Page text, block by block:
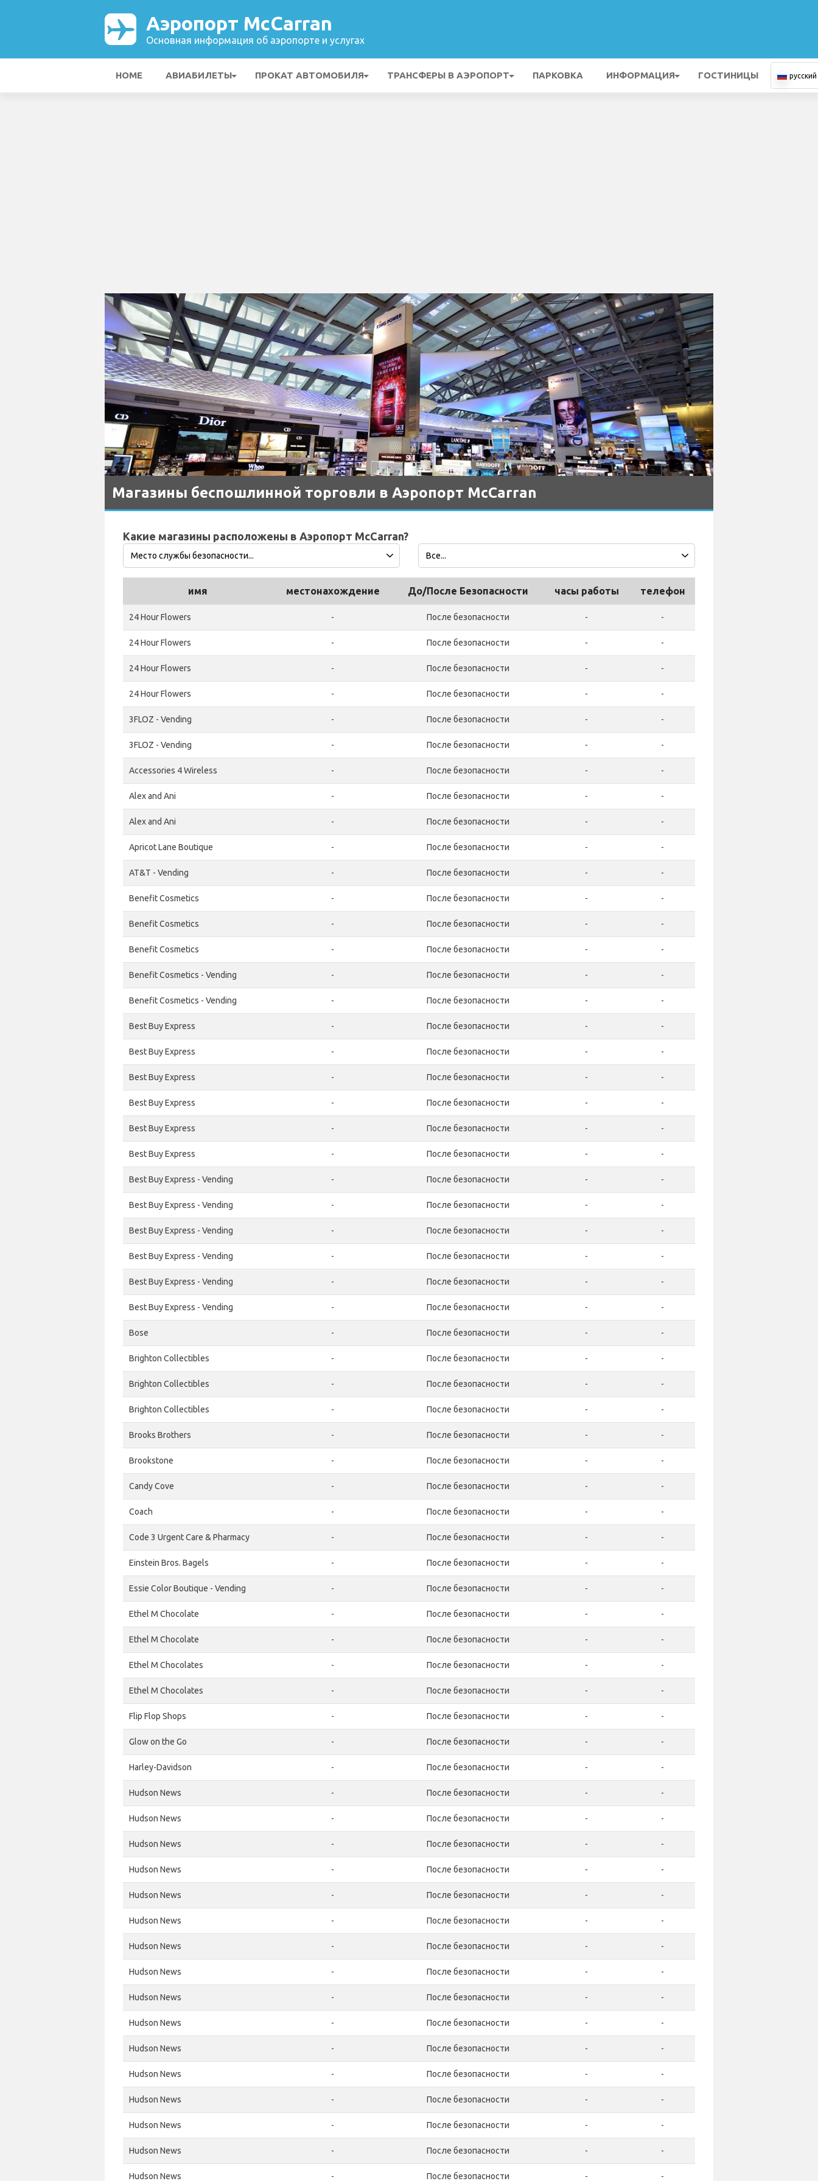
Аэропорт McCarran
Основная информация об аэропорте и услугах
HOME АВИАБИЛЕТЫ ПРОКАТ АВТОМОБИЛЯ ТРАНСФЕРЫ В АЭРОПОРТ ПАРКОВКА ИНФОРМАЦИЯ ГОСТИНИЦЫ русский
Магазины беспошлинной торговли в Аэропорт McCarran
Какие магазины расположены в Аэропорт McCarran?
имя местонахождение До/После Безопасности часы работы телефон
24 Hour Flowers - После безопасности - -
24 Hour Flowers - После безопасности - -
24 Hour Flowers - После безопасности - -
24 Hour Flowers - После безопасности - -
3FLOZ - Vending - После безопасности - -
3FLOZ - Vending - После безопасности - -
Accessories 4 Wireless - После безопасности - -
Alex and Ani - После безопасности - -
Alex and Ani - После безопасности - -
Apricot Lane Boutique - После безопасности - -
AT&T - Vending - После безопасности - -
Benefit Cosmetics - После безопасности - -
Benefit Cosmetics - После безопасности - -
Benefit Cosmetics - После безопасности - -
Benefit Cosmetics - Vending - После безопасности - -
Benefit Cosmetics - Vending - После безопасности - -
Best Buy Express - После безопасности - -
Best Buy Express - После безопасности - -
Best Buy Express - После безопасности - -
Best Buy Express - После безопасности - -
Best Buy Express - После безопасности - -
Best Buy Express - После безопасности - -
Best Buy Express - Vending - После безопасности - -
Best Buy Express - Vending - После безопасности - -
Best Buy Express - Vending - После безопасности - -
Best Buy Express - Vending - После безопасности - -
Best Buy Express - Vending - После безопасности - -
Best Buy Express - Vending - После безопасности - -
Bose - После безопасности - -
Brighton Collectibles - После безопасности - -
Brighton Collectibles - После безопасности - -
Brighton Collectibles - После безопасности - -
Brooks Brothers - После безопасности - -
Brookstone - После безопасности - -
Candy Cove - После безопасности - -
Coach - После безопасности - -
Code 3 Urgent Care & Pharmacy - После безопасности - -
Einstein Bros. Bagels - После безопасности - -
Essie Color Boutique - Vending - После безопасности - -
Ethel M Chocolate - После безопасности - -
Ethel M Chocolate - После безопасности - -
Ethel M Chocolates - После безопасности - -
Ethel M Chocolates - После безопасности - -
Flip Flop Shops - После безопасности - -
Glow on the Go - После безопасности - -
Harley-Davidson - После безопасности - -
Hudson News - После безопасности - -
Hudson News - После безопасности - -
Hudson News - После безопасности - -
Hudson News - После безопасности - -
Hudson News - После безопасности - -
Hudson News - После безопасности - -
Hudson News - После безопасности - -
Hudson News - После безопасности - -
Hudson News - После безопасности - -
Hudson News - После безопасности - -
Hudson News - После безопасности - -
Hudson News - После безопасности - -
Hudson News - После безопасности - -
Hudson News - После безопасности - -
Hudson News - После безопасности - -
Hudson News - После безопасности - -